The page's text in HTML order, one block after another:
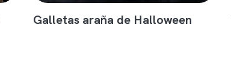
Galletas araña de Halloween